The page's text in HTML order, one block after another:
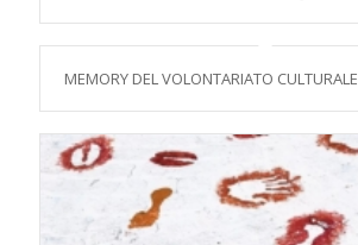
MEMORY DEL VOLONTARIATO CULTURALE